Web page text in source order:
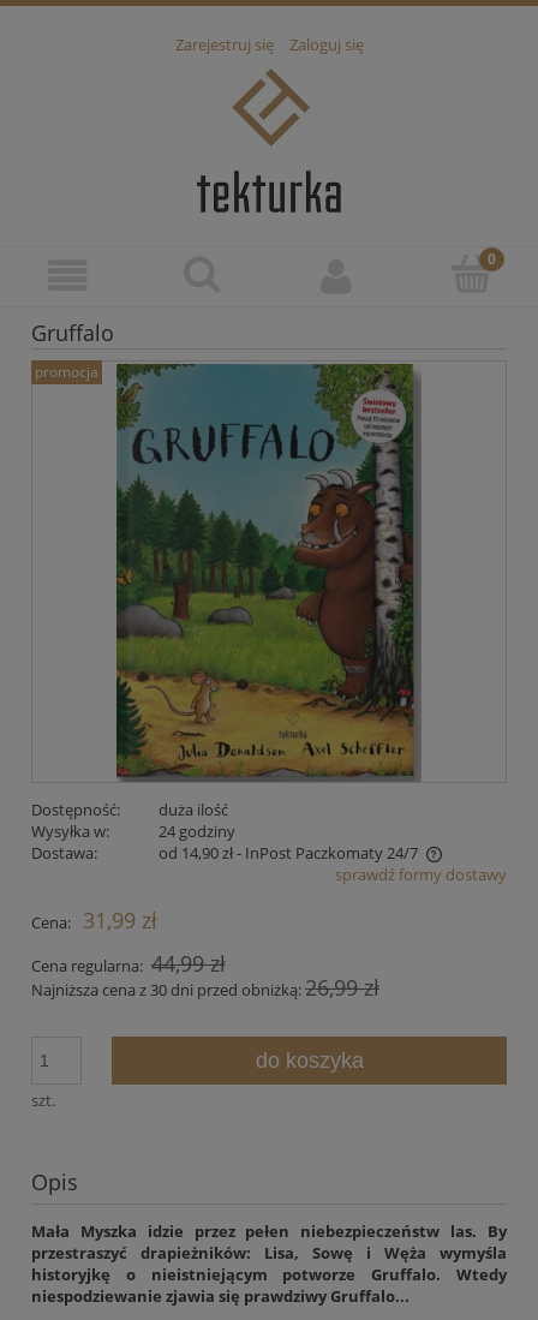
Zarejestruj się Zaloguj się
Gruffalo
promocja
Dostępność:
duża ilość
Wysyłka w:
24 godziny
Dostawa:
od 14,90 zł- InPost Paczkomaty 24/7
Cena nie zawiera ewentualnych kosztów płatnościsprawdź formy dostawy
Cena: 31,99 zł
Cena regularna: 44,99 zł
Najniższa cena z 30 dni przed obniżką:26,99 zł
szt.
do koszyka
Opis
Mała Myszka idzie przez pełen niebezpieczeństw las. By
przestraszyć drapieżników: Lisa, Sowę i Węża wymyśla
historyjkę o nieistniejącym potworze Gruffalo. Wtedy
niespodziewanie zjawia się prawdziwy Gruffalo...